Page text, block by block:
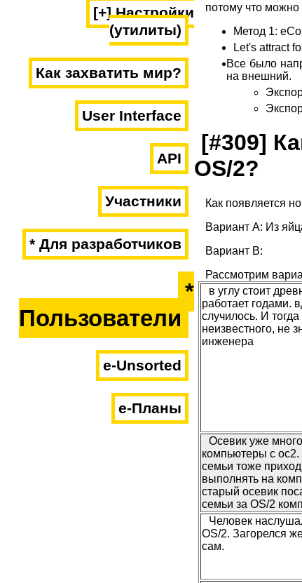
[+] Настройки
(утилиты)
Как захватить мир?
User Interface
API
Участники
* Для разработчиков
*
Пользователи
e-Unsorted
e-Планы
потому что можно
Метод 1:
Let's attract
Все было
на внешний.
[#309]
OS/2?
Как появляется
Вариант А: Из
Вариант B:
Рассмотрим
в углу стоит
работает годами.
случилось. И
неизвестного, не
инженера
Осевик уже
компьютеры с ос2.
семьи тоже
выполнять на
старый осевик
семьи за OS/2
Человек
OS/2. Загорелся
сам.